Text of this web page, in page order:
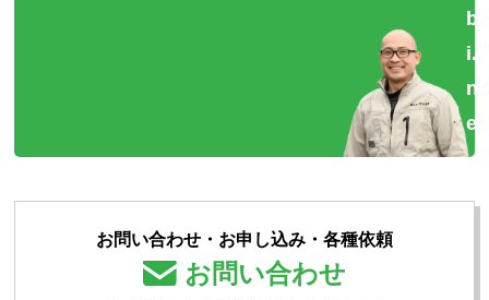
b
i.
n
et
お問い合わせ・お申し込み・各種依頼
お問い合わせ